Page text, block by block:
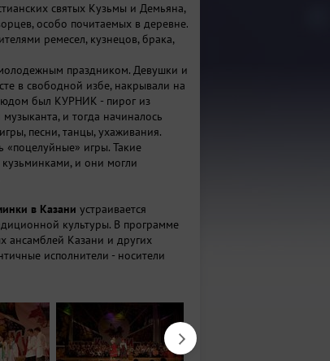
святых Кузьмы и Демьяна,
особо почитаемых в деревне.
ремесел, кузнецов, брака,
праздником. Девушки и
в свободной избе, накрывали на
был КУРНИК - пирог из
и тогда начиналось
песни, танцы, ухаживания.
«поцелуйные» игры. Такие
и они могли
в Казани устраивается
культуры. В программе
ансамблей Казани и других
исполнители - носители
искусства, молодежная вечорка